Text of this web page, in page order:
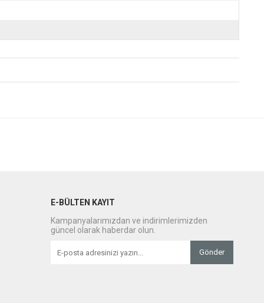
E-BÜLTEN KAYIT
Kampanyalarımızdan ve indirimlerimizden
güncel olarak haberdar olun.
Gönder